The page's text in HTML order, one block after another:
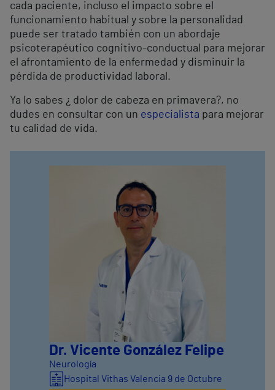
cada paciente, incluso el impacto sobre el
funcionamiento habitual y sobre la personalidad
puede ser tratado también con un abordaje
psicoterapéutico cognitivo-conductual para mejorar
el afrontamiento de la enfermedad y disminuir la
pérdida de productividad laboral.
Ya lo sabes ¿ dolor de cabeza en primavera?, no
dudes en consultar con un especialista para mejorar
tu calidad de vida.
Dr. Vicente González Felipe
Neurología
Hospital Vithas Valencia 9 de Octubre